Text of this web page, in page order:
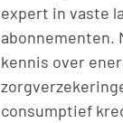
expert in vaste
abonnementen.
kennis over
consumptief